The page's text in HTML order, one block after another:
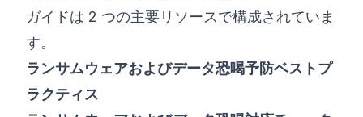
ガイドは 2 つの主要リソースで構成されていま
す。
ランサムウェアおよびデータ恐喝予防ベストプ
ラクティス